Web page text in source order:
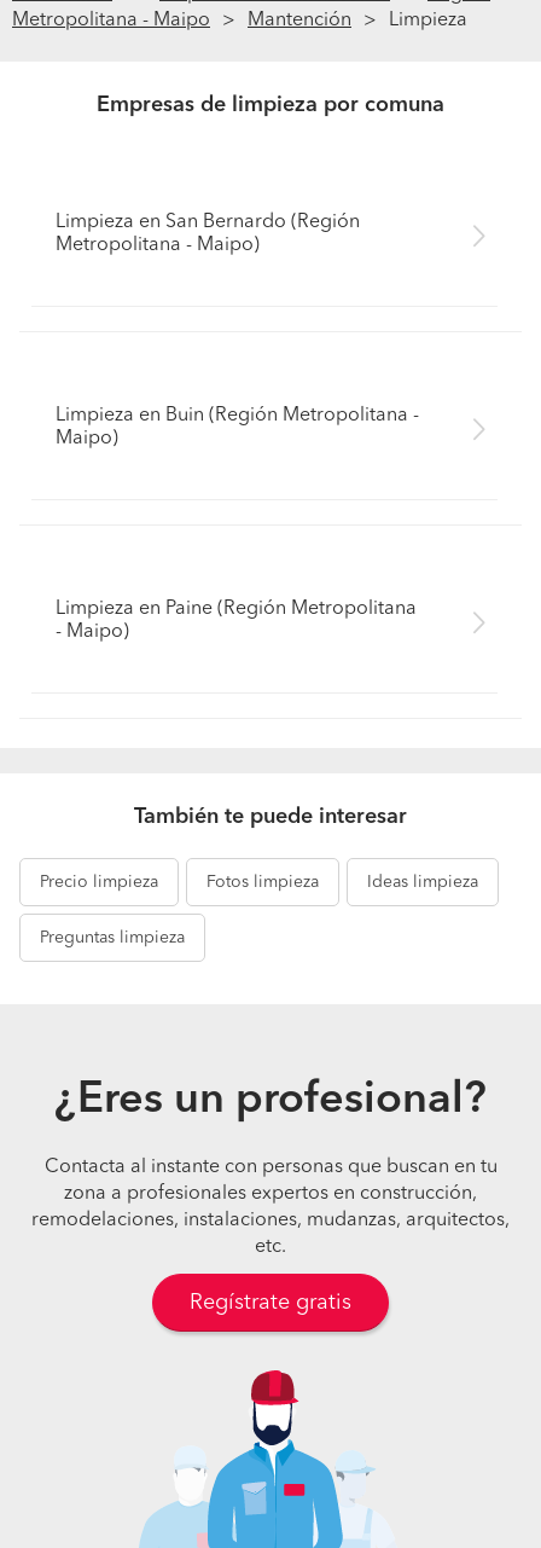
Metropolitana - Maipo
Mantención Limpieza
Empresas de limpieza por comuna
Limpieza en San Bernardo (Región
Metropolitana - Maipo)
Limpieza en Buin (Región Metropolitana -
Maipo)
Limpieza en Paine (Región Metropolitana
- Maipo)
También te puede interesar
Precio limpieza Fotos limpieza Ideas limpieza
Preguntas limpieza
¿Eres un profesional?
Contacta al instante con personas que buscan en tu
zona a profesionales expertos en construcción,
remodelaciones, instalaciones, mudanzas, arquitectos,
etc.
Regístrate gratis